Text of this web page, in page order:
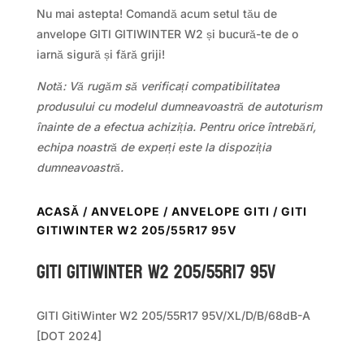
Nu mai astepta! Comandă acum setul tău de
anvelope GITI GITIWINTER W2 și bucură-te de o
iarnă sigură și fără griji!
Notă: Vă rugăm să verificați compatibilitatea
produsului cu modelul dumneavoastră de autoturism
înainte de a efectua achiziția. Pentru orice întrebări,
echipa noastră de experți este la dispoziția
dumneavoastră.
ACASĂ / ANVELOPE / ANVELOPE GITI / GITI
GITIWINTER W2 205/55R17 95V
GITI GITIWINTER W2 205/55R17 95V
GITI GitiWinter W2 205/55R17 95V/XL/D/B/68dB-A
[DOT 2024]